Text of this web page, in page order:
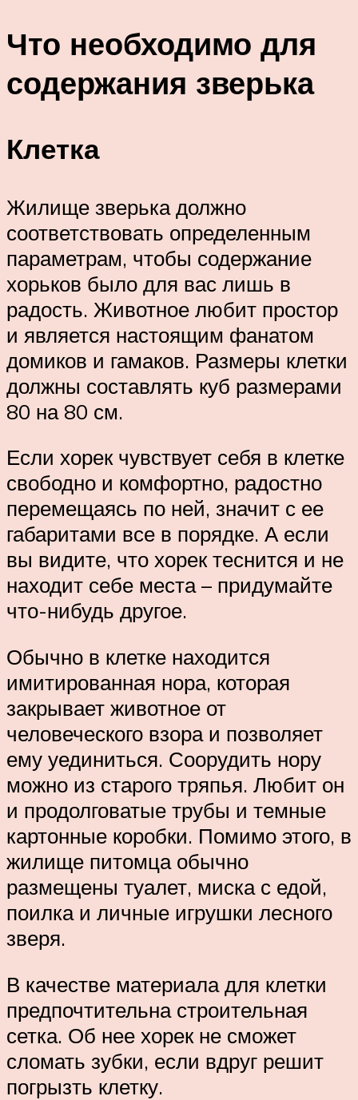
Что необходимо для
содержания зверька
Клетка
Жилище зверька должно
соответствовать определенным
параметрам, чтобы содержание
хорьков было для вас лишь в
радость. Животное любит простор
и является настоящим фанатом
домиков и гамаков. Размеры клетки
должны составлять куб размерами
80 на 80 см.
Если хорек чувствует себя в клетке
свободно и комфортно, радостно
перемещаясь по ней, значит с ее
габаритами все в порядке. А если
вы видите, что хорек теснится и не
находит себе места – придумайте
что-нибудь другое.
Обычно в клетке находится
имитированная нора, которая
закрывает животное от
человеческого взора и позволяет
ему уединиться. Соорудить нору
можно из старого тряпья. Любит он
и продолговатые трубы и темные
картонные коробки. Помимо этого, в
жилище питомца обычно
размещены туалет, миска с едой,
поилка и личные игрушки лесного
зверя.
В качестве материала для клетки
предпочтительна строительная
сетка. Об нее хорек не сможет
сломать зубки, если вдруг решит
погрызть клетку.